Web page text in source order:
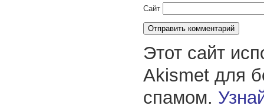
Сайт
Этот сайт
Akismet для
спамом.